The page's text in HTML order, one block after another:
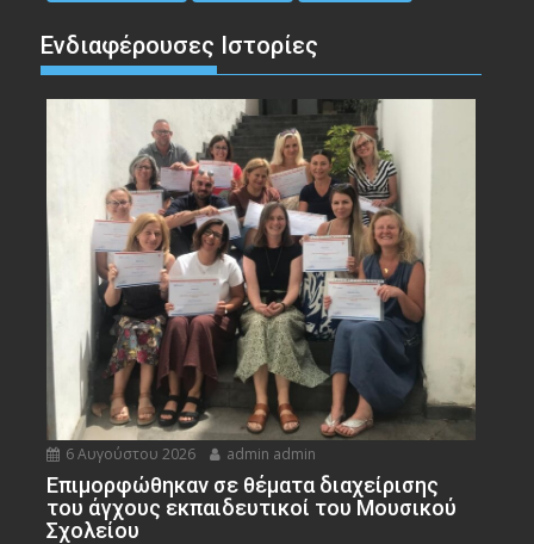
Ενδιαφέρουσες Ιστορίες
6 Αυγούστου 2026 admin admin
Eπιμορφώθηκαν σε θέματα διαχείρισης
του άγχους εκπαιδευτικοί του Μουσικού
Σχολείου